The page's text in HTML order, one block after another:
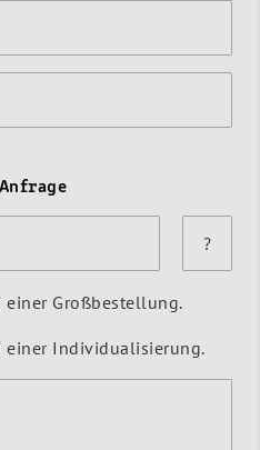
?
einer Großbestellung.
einer Individualisierung.